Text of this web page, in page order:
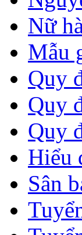
Nữ
Mẫu
Quy
Quy
Quy
Hiểu
Sân